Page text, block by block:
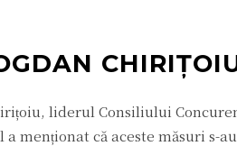
liderul Consiliului
menționat că aceste măsuri s-